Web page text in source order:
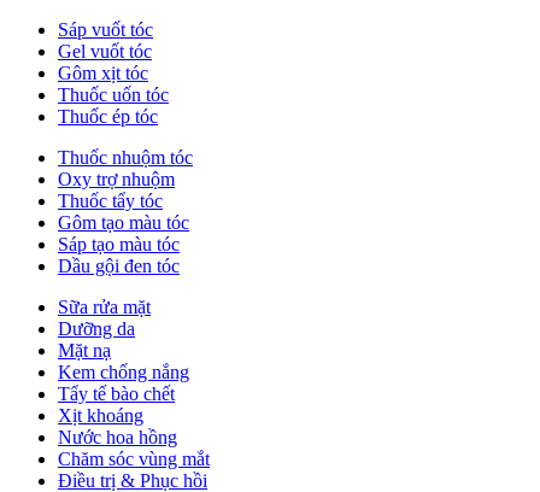
Sáp vuốt tóc
Gel vuốt tóc
Gôm xịt tóc
Thuốc uốn tóc
Thuốc ép tóc
Thuốc nhuộm tóc
Oxy trợ nhuộm
Thuốc tẩy tóc
Gôm tạo màu tóc
Sáp tạo màu tóc
Dầu gội đen tóc
Sữa rửa mặt
Dưỡng da
Mặt nạ
Kem chống nắng
Tẩy tế bào chết
Xịt khoáng
Nước hoa hồng
Chăm sóc vùng mắt
Điều trị & Phục hồi